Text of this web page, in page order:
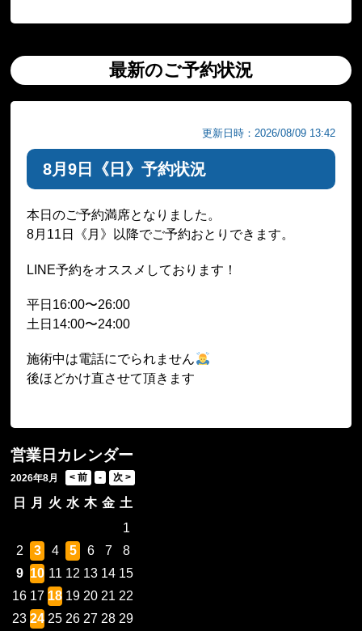
最新のご予約状況
更新日時：2026/08/09 13:42
8月9日《日》予約状況
本日のご予約満席となりました。
8月11日《月》以降でご予約おとりできます。
LINE予約をオススメしております！
平日16:00〜26:00
土日14:00〜24:00
施術中は電話にでられません
後ほどかけ直させて頂きます
営業日カレンダー
2026年8月
日 月 火 水 木 金 土
1
2
3 4 5 6 7
8
9 10 11 12 13 14 15
16 17 18 19 20 21 22
23 24 25 26 27 28 29